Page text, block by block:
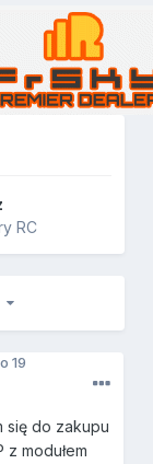
RC
19
się do zakupu
z modułem